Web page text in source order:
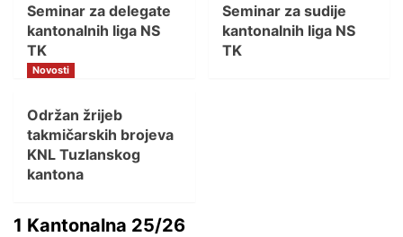
Seminar za delegate
kantonalnih liga NS
TK
Seminar za sudije
kantonalnih liga NS
TK
Novosti
Održan žrijeb
takmičarskih brojeva
KNL Tuzlanskog
kantona
1 Kantonalna 25/26